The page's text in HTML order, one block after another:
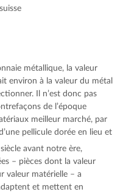
métallique, la valeur
environ à la valeur du métal
Il n’est donc pas
de l’époque
meilleur marché, par
pellicule dorée en lieu et
siècle avant notre ère,
– pièces dont la valeur
valeur matérielle – a
et mettent en